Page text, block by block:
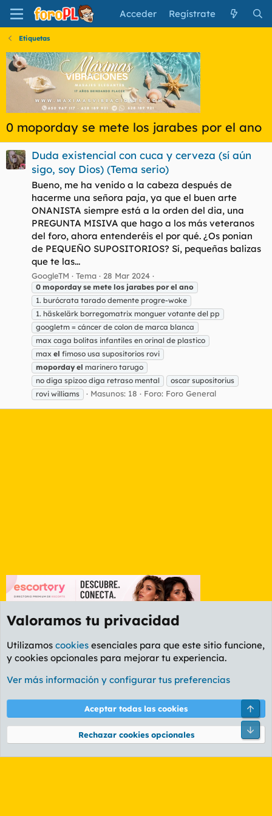
Acceder Regístrate
Etiquetas
0 moporday se mete los jarabes por el ano
Duda existencial con cuca y cerveza (sí aún
sigo, soy Dios) (Tema serio)
Bueno, me ha venido a la cabeza después de
hacerme una señora paja, ya que el buen arte
ONANISTA siempre está a la orden del dia, una
PREGUNTA MISIVA que hago a los más veteranos
del foro, ahora entenderéis el por qué. ¿Os ponian
de PEQUEÑO SUPOSITORIOS? Sí, pequeñas balizas
que te las...
GoogleTM Tema 28 Mar 2024
0 moporday se mete los jarabes por el ano
1. burócrata tarado demente progre-woke
1. häskelärk borregomatrix monguer votante del pp
googletm = cáncer de colon de marca blanca
max caga bolitas infantiles en orinal de plastico
max el fimoso usa supositorios rovi
moporday el marinero tarugo
no diga spizoo diga retraso mental
oscar supositorius
rovi williams
Masunos: 18 Foro: Foro General
Etiquetas
Cookies
PL OLDSTYLE AMARILLO
Términos y reglas Política de privacidad Ayuda
Community platform by XenForo® © 2010-2026 XenForo Ltd.
Valoramos tu privacidad
Utilizamos cookies esenciales para que este sitio funcione,
y cookies opcionales para mejorar tu experiencia.
Ver más información y configurar tus preferencias
Aceptar todas las cookies
Rechazar cookies opcionales
Pie